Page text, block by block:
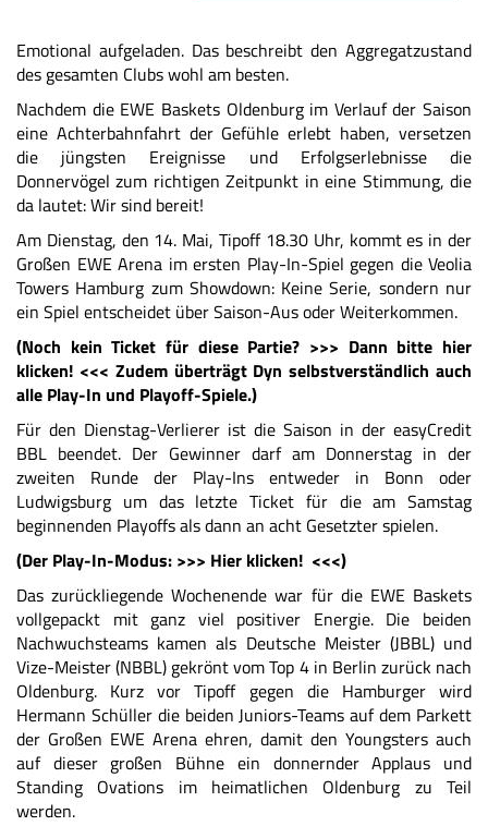
Emotional aufgeladen. Das beschreibt den Aggregatzustand
des gesamten Clubs wohl am besten.
Nachdem die EWE Baskets Oldenburg im Verlauf der Saison
eine Achterbahnfahrt der Gefühle erlebt haben, versetzen
die jüngsten Ereignisse und Erfolgserlebnisse die
Donnervögel zum richtigen Zeitpunkt in eine Stimmung, die
da lautet: Wir sind bereit!
Am Dienstag, den 14. Mai, Tipoff 18.30 Uhr, kommt es in der
Großen EWE Arena im ersten Play-In-Spiel gegen die Veolia
Towers Hamburg zum Showdown: Keine Serie, sondern nur
ein Spiel entscheidet über Saison-Aus oder Weiterkommen.
(Noch kein Ticket für diese Partie? >>> Dann bitte hier
klicken! <<< Zudem überträgt Dyn selbstverständlich auch
alle Play-In und Playoff-Spiele.)
Für den Dienstag-Verlierer ist die Saison in der easyCredit
BBL beendet. Der Gewinner darf am Donnerstag in der
zweiten Runde der Play-Ins entweder in Bonn oder
Ludwigsburg um das letzte Ticket für die am Samstag
beginnenden Playoffs als dann an acht Gesetzter spielen.
(Der Play-In-Modus: >>> Hier klicken! <<<)
Das zurückliegende Wochenende war für die EWE Baskets
vollgepackt mit ganz viel positiver Energie. Die beiden
Nachwuchsteams kamen als Deutsche Meister (JBBL) und
Vize-Meister (NBBL) gekrönt vom Top 4 in Berlin zurück nach
Oldenburg. Kurz vor Tipoff gegen die Hamburger wird
Hermann Schüller die beiden Juniors-Teams auf dem Parkett
der Großen EWE Arena ehren, damit den Youngsters auch
auf dieser großen Bühne ein donnernder Applaus und
Standing Ovations im heimatlichen Oldenburg zu Teil
werden.